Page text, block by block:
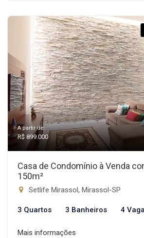
A partir de:
R$ 899.000
Casa de Condomínio à Venda
150m²
Setlife Mirassol, Mirassol-SP
3 Quartos 3 Banheiros 4
Mais informações